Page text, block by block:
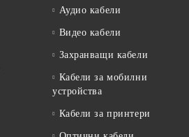
Аудио кабели
Видео кабели
Захранващи кабели
Кабели за мобилни
устройства
Кабели за принтери